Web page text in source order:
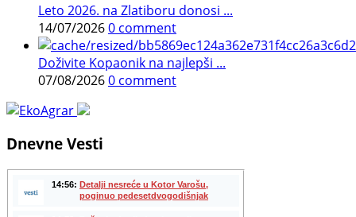
Leto 2026. na Zlatiboru donosi ...
14/07/20260 comment
Doživite Kopaonik na najlepši ...
07/08/20260 comment
Dnevne Vesti